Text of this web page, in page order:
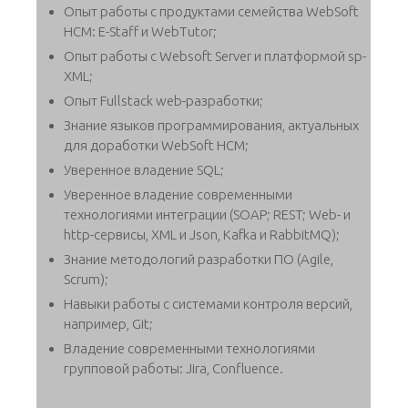
Опыт работы с продуктами семейства WebSoft
HCM: E-Staff и WebTutor;
Опыт работы с Websoft Server и платформой sp-
XML;
Опыт Fullstack web-разработки;
Знание языков программирования, актуальных
для доработки WebSoft HCM;
Уверенное владение SQL;
Уверенное владение современными
технологиями интеграции (SOAP; REST; Web- и
http-сервисы, XML и Json, Kafka и RabbitMQ);
Знание методологий разработки ПО (Agile,
Scrum);
Навыки работы с системами контроля версий,
например, Git;
Владение современными технологиями
групповой работы: Jira, Confluence.